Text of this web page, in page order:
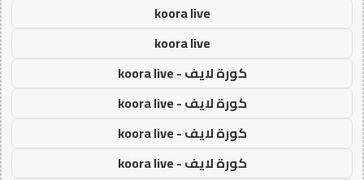
koora live
koora live
كورة لايف - koora live
كورة لايف - koora live
كورة لايف - koora live
كورة لايف - koora live